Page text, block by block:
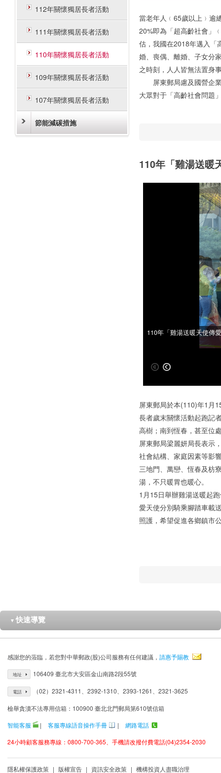
112年關懷獨居長者活動
111年關懷獨居長者活動
110年關懷獨居長者活動
109年關懷獨居長者活動
107年關懷獨居長者活動
節能減碳措施
當老年人﹙65歲以上﹚逾
20%即為「超高齡社會」
估，我國在2018年邁入「
婚、喪偶、離婚、子女分
之時刻，人人皆無法置身
屏東郵局慮及國營企業
大眾對于「高齡社會問題
110年「雞湯送暖
110年「雞湯送暖天使傳
110年「雞湯送暖天使傳
屏東郵局於本(110)年1月
長者歲末關懷活動起跑記
高樹；南到恆春，甚至位
屏東郵局梁麗妍局長表示
社會結構、家庭因素等影
三地門、萬巒、恆春及枋
湯，不只暖胃也暖心。
1月15日舉辦雞湯送暖起
愛天使分別騎乘腳踏車載
照護，希望促進各鄉鎮市
▼ 快速導覽
感謝您的蒞臨，若您對中華郵政(股)公司服務有任何建議， 請惠予賜教
地址 106409 臺北市大安區金山南路2段55號
電話 （02）2321-4311、2392-1310、2393-1261、2321-3625
檢舉貪瀆不法專用信箱：100900 臺北北門郵局第610號信箱
智能客服
| 客服專線語音操作手冊 |
網路電話
24小時顧客服務專線：0800-700-365、手機請改撥付費電話(04)2354-2030
隱私權保護政策 | 版權宣告 | 資訊安全政策 | 機構投資人盡職治理